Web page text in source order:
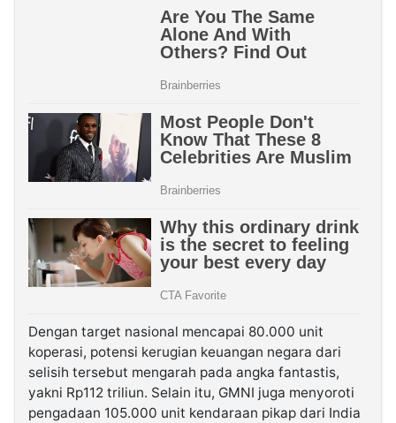
Dengan target nasional mencapai 80.000 unit
koperasi, potensi kerugian keuangan negara dari
selisih tersebut mengarah pada angka fantastis,
yakni Rp112 triliun. Selain itu, GMNI juga menyoroti
pengadaan 105.000 unit kendaraan pikap dari India